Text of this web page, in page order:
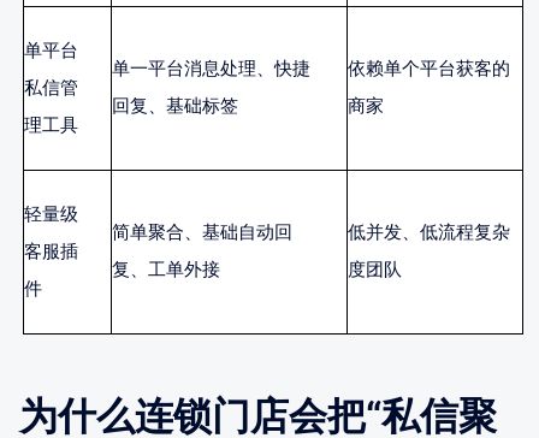
单平台
私信管
理工具
单一平台消息处理、快捷
回复、基础标签
依赖单个平台获客的
商家
轻量级
客服插
件
简单聚合、基础自动回
复、工单外接
低并发、低流程复杂
度团队
为什么连锁门店会把“私信聚